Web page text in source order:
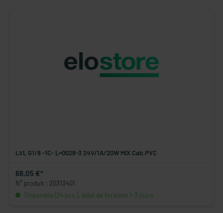
LVL G1/8 -1C- L=0028-3 24V/1A/20W MIX Cab.PVC
68,05 €*
N° produit : 20313401
Disponible (24 pcs.), délai de livraison 1-3 jours